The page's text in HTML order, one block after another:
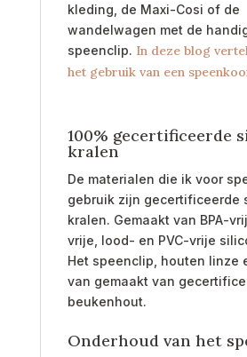
kleding, de Maxi-Cosi of de
wandelwagen met de
speenclip. In deze blog
het gebruik van een
100% gecertificeerde
kralen
De materialen die ik voor
gebruik zijn gecertificeerde
kralen. Gemaakt van BPA-
vrije, lood- en PVC-vrije
Het speenclip, houten linze
van gemaakt van
beukenhout.
Onderhoud van het